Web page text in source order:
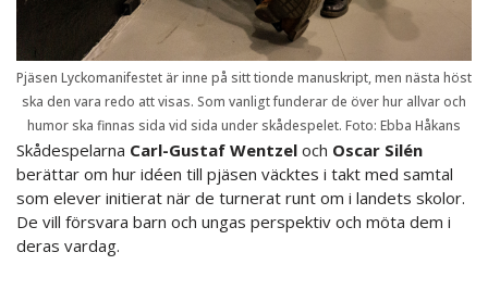
Pjäsen Lyckomanifestet är inne på sitt tionde manuskript, men nästa höst
ska den vara redo att visas. Som vanligt funderar de över hur allvar och
humor ska finnas sida vid sida under skådespelet. Foto: Ebba Håkans
Skådespelarna Carl-Gustaf Wentzel och Oscar Silén
berättar om hur idéen till pjäsen väcktes i takt med samtal
som elever initierat när de turnerat runt om i landets skolor.
De vill försvara barn och ungas perspektiv och möta dem i
deras vardag.